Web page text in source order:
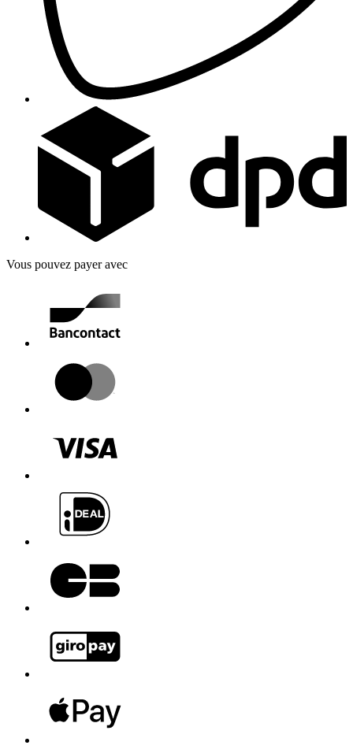
Vous pouvez payer avec